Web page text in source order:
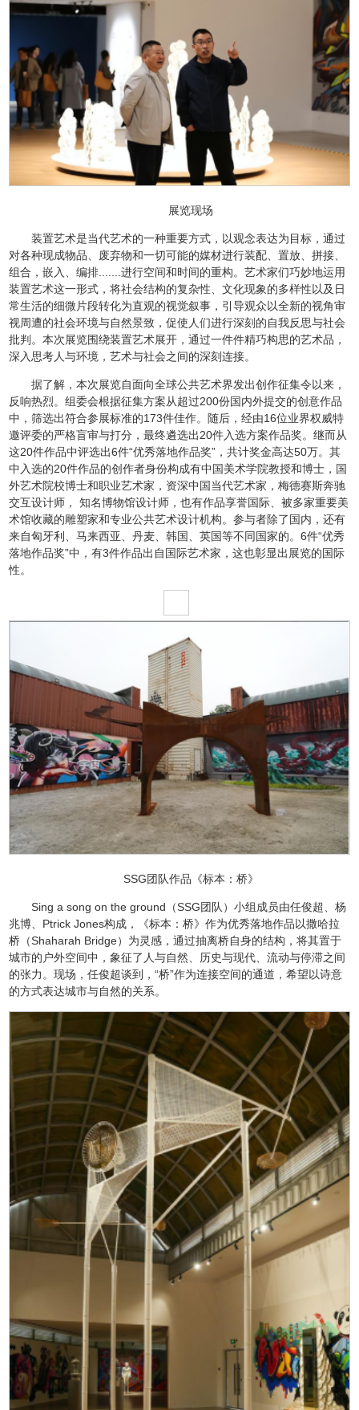
展览现场
装置艺术是当代艺术的一种重要方式，以观念表达为目标，通过
对各种现成物品、废弃物和一切可能的媒材进行装配、置放、拼接、
组合，嵌入、编排.......进行空间和时间的重构。艺术家们巧妙地运用
装置艺术这一形式，将社会结构的复杂性、文化现象的多样性以及日
常生活的细微片段转化为直观的视觉叙事，引导观众以全新的视角审
视周遭的社会环境与自然景致，促使人们进行深刻的自我反思与社会
批判。本次展览围绕装置艺术展开，通过一件件精巧构思的艺术品，
深入思考人与环境，艺术与社会之间的深刻连接。
据了解，本次展览自面向全球公共艺术界发出创作征集令以来，
反响热烈。组委会根据征集方案从超过200份国内外提交的创意作品
中，筛选出符合参展标准的173件佳作。随后，经由16位业界权威特
邀评委的严格盲审与打分，最终遴选出20件入选方案作品奖。继而从
这20件作品中评选出6件“优秀落地作品奖”，共计奖金高达50万。其
中入选的20件作品的创作者身份构成有中国美术学院教授和博士，国
外艺术院校博士和职业艺术家，资深中国当代艺术家，梅德赛斯奔驰
交互设计师， 知名博物馆设计师，也有作品享誉国际、被多家重要美
术馆收藏的雕塑家和专业公共艺术设计机构。参与者除了国内，还有
来自匈牙利、马来西亚、丹麦、韩国、英国等不同国家的。6件“优秀
落地作品奖”中，有3件作品出自国际艺术家，这也彰显出展览的国际
性。
SSG团队作品《标本：桥》
Sing a song on the ground（SSG团队）小组成员由任俊超、杨
兆博、Ptrick Jones构成，《标本：桥》作为优秀落地作品以撒哈拉
桥（Shaharah Bridge）为灵感，通过抽离桥自身的结构，将其置于
城市的户外空间中，象征了人与自然、历史与现代、流动与停滞之间
的张力。现场，任俊超谈到，“桥”作为连接空间的通道，希望以诗意
的方式表达城市与自然的关系。